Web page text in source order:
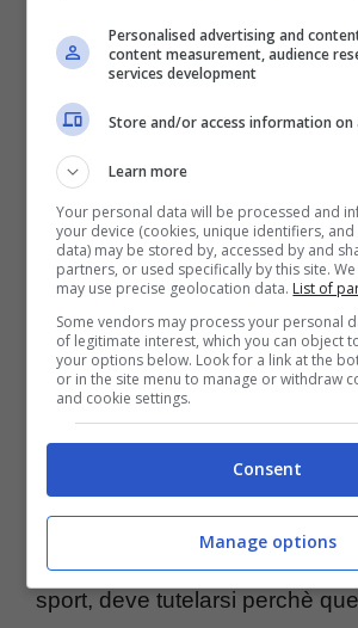
Tiger deve pensare al futuro:
da battere tutti anche con una
da stress alla tibia e il
ma se continua così può
obbligato a mettersi il cuore in
sottoporsi a una operazione
ricostruzione del legamento
per poi completare con calma e
determinazione la lunga
Solo così potrà continuare a
sa, senza dover più fare i conti
problema che gli sta col fiato
momento. Tiger è un
sport, deve tutelarsi perchè
Personalised advertising and
content measurement, audience
services development
Store and/or access information on
Learn more
Your personal data will be processed and
your device (cookies, unique identifiers,
data) may be stored by, accessed by and
partners, or used specifically by this site.
may use precise geolocation data. List of
Some vendors may process your personal
of legitimate interest, which you can object
your options below. Look for a link at the
or in the site menu to manage or withdraw
and cookie settings.
Consent
Manage options